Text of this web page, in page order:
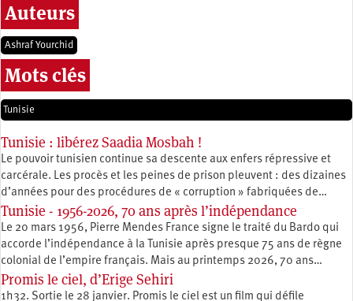
Auteurs
Ashraf Yourchid
Mots clés
Tunisie
Tunisie : libérez Saadia Mosbah !
Le pouvoir tunisien continue sa descente aux enfers répressive et
carcérale. Les procès et les peines de prison pleuvent : des dizaines
d’années pour des procédures de « corruption » fabriquées de…
Tunisie - 1956-2026, 70 ans après l’indépendance
Le 20 mars 1956, Pierre Mendes France signe le traité du Bardo qui
accorde l’indépendance à la Tunisie après presque 75 ans de règne
colonial de l’empire français. Mais au printemps 2026, 70 ans…
Promis le ciel, d’Erige Sehiri
1h32. Sortie le 28 janvier. Promis le ciel est un film qui défile